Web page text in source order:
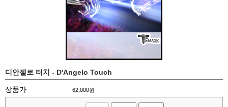
디안젤로 터치 - D'Angelo Touch
상품가 62,000원